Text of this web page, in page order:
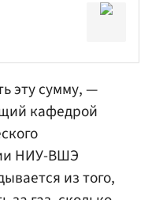
эту сумму, —
кафедрой
НИУ-ВШЭ
из того,